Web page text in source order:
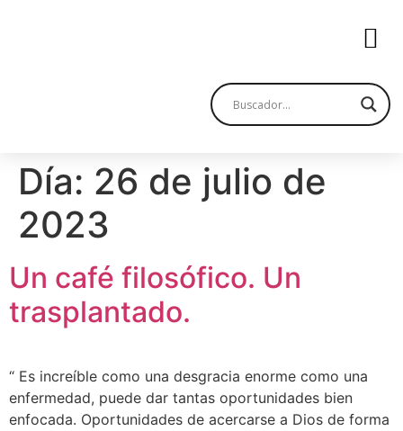
Día: 26 de julio de
2023
Un café filosófico. Un
trasplantado.
“ Es increíble como una desgracia enorme como una
enfermedad, puede dar tantas oportunidades bien
enfocada. Oportunidades de acercarse a Dios de forma